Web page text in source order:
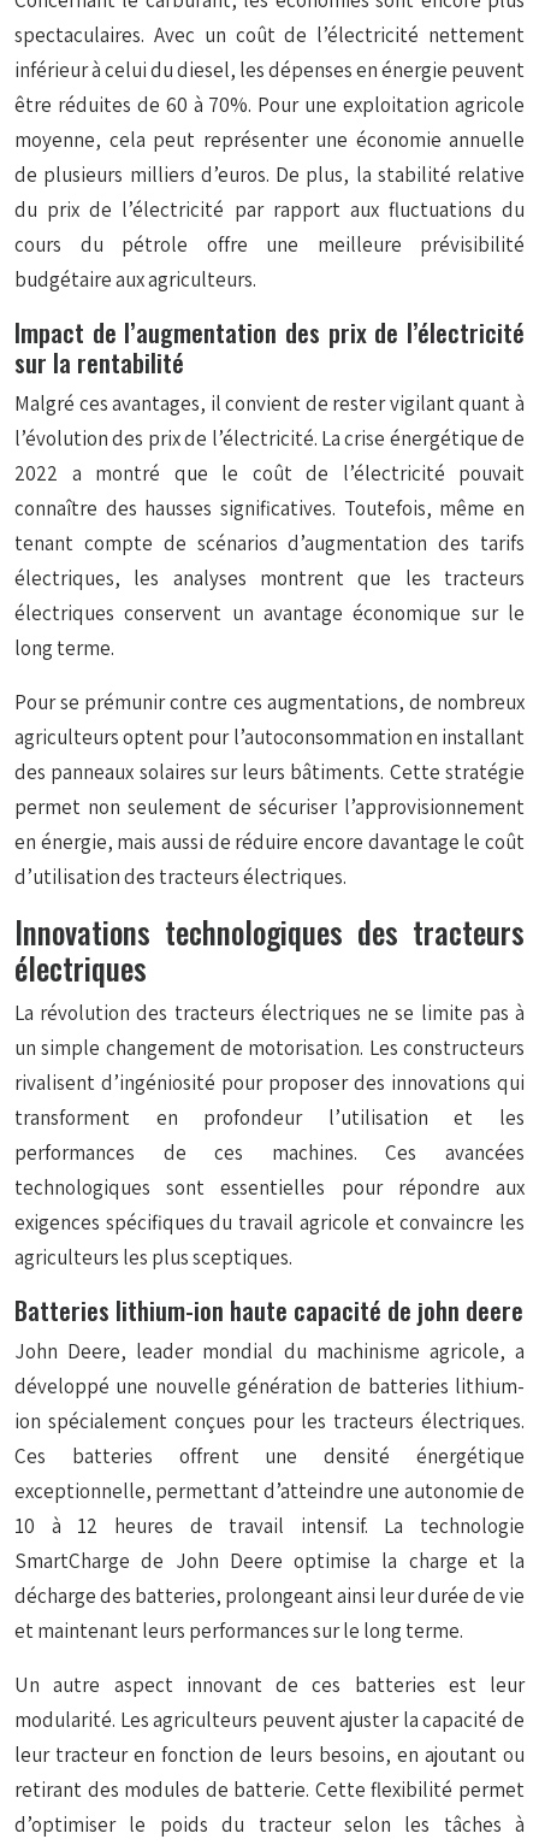
spectaculaires. Avec un coût de l’électricité nettement
inférieur à celui du diesel, les dépenses en énergie peuvent
être réduites de 60 à 70%. Pour une exploitation agricole
moyenne, cela peut représenter une économie annuelle
de plusieurs milliers d’euros. De plus, la stabilité relative
du prix de l’électricité par rapport aux fluctuations du
cours du pétrole offre une meilleure prévisibilité
budgétaire aux agriculteurs.
Impact de l’augmentation des prix de l’électricité
sur la rentabilité
Malgré ces avantages, il convient de rester vigilant quant à
l’évolution des prix de l’électricité. La crise énergétique de
2022 a montré que le coût de l’électricité pouvait
connaître des hausses significatives. Toutefois, même en
tenant compte de scénarios d’augmentation des tarifs
électriques, les analyses montrent que les tracteurs
électriques conservent un avantage économique sur le
long terme.
Pour se prémunir contre ces augmentations, de nombreux
agriculteurs optent pour l’autoconsommation en installant
des panneaux solaires sur leurs bâtiments. Cette stratégie
permet non seulement de sécuriser l’approvisionnement
en énergie, mais aussi de réduire encore davantage le coût
d’utilisation des tracteurs électriques.
Innovations technologiques des tracteurs
électriques
La révolution des tracteurs électriques ne se limite pas à
un simple changement de motorisation. Les constructeurs
rivalisent d’ingéniosité pour proposer des innovations qui
transforment en profondeur l’utilisation et les
performances de ces machines. Ces avancées
technologiques sont essentielles pour répondre aux
exigences spécifiques du travail agricole et convaincre les
agriculteurs les plus sceptiques.
Batteries lithium-ion haute capacité de john deere
John Deere, leader mondial du machinisme agricole, a
développé une nouvelle génération de batteries lithium-
ion spécialement conçues pour les tracteurs électriques.
Ces batteries offrent une densité énergétique
exceptionnelle, permettant d’atteindre une autonomie de
10 à 12 heures de travail intensif. La technologie
SmartChargede John Deere optimise la charge et la
décharge des batteries, prolongeant ainsi leur durée de vie
et maintenant leurs performances sur le long terme.
Un autre aspect innovant de ces batteries est leur
modularité. Les agriculteurs peuvent ajuster la capacité de
leur tracteur en fonction de leurs besoins, en ajoutant ou
retirant des modules de batterie. Cette flexibilité permet
d’optimiser le poids du tracteur selon les tâches à